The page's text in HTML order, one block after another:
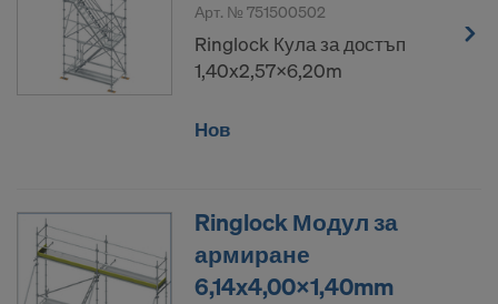
Арт. № 751500502
Ringlock Кула за достъп
1,40x2,57x6,20m
Нов
Ringlock Модул за
армиране
6,14x4,00x1,40mm